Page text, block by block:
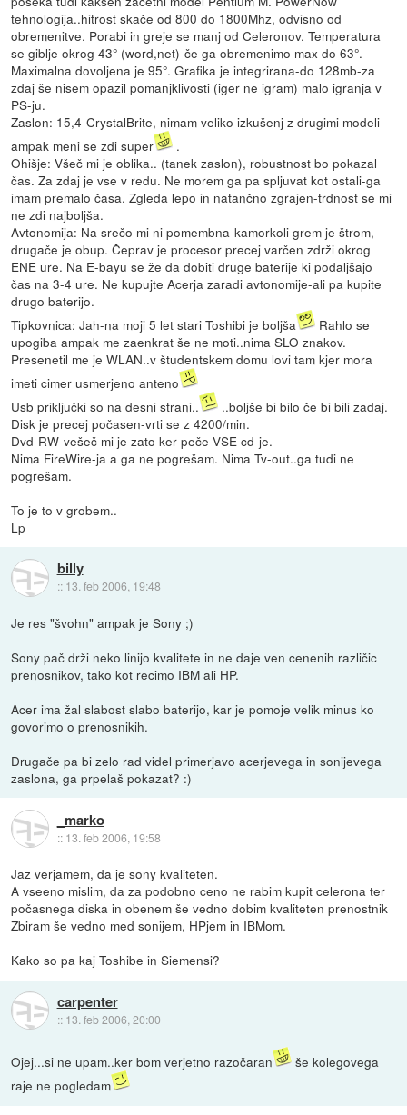
tehnologija..hitrost skače od 800 do 1800Mhz, odvisno od
obremenitve. Porabi in greje se manj od Celeronov. Temperatura
se giblje okrog 43° (word,net)-če ga obremenimo max do 63°.
Maximalna dovoljena je 95°. Grafika je integrirana-do 128mb-za
zdaj še nisem opazil pomanjklivosti (iger ne igram) malo igranja v
PS-ju.
Zaslon: 15,4-CrystalBrite, nimam veliko izkušenj z drugimi modeli
ampak meni se zdi super
.
Ohišje: Všeč mi je oblika.. (tanek zaslon), robustnost bo pokazal
čas. Za zdaj je vse v redu. Ne morem ga pa spljuvat kot ostali-ga
imam premalo časa. Zgleda lepo in natančno zgrajen-trdnost se mi
ne zdi najboljša.
Avtonomija: Na srečo mi ni pomembna-kamorkoli grem je štrom,
drugače je obup. Čeprav je procesor precej varčen zdrži okrog
ENE ure. Na E-bayu se že da dobiti druge baterije ki podaljšajo
čas na 3-4 ure. Ne kupujte Acerja zaradi avtonomije-ali pa kupite
drugo baterijo.
Tipkovnica: Jah-na moji 5 let stari Toshibi je boljša
Rahlo se
upogiba ampak me zaenkrat še ne moti..nima SLO znakov.
Presenetil me je WLAN..v študentskem domu lovi tam kjer mora
imeti cimer usmerjeno anteno
Usb priključki so na desni strani..
..boljše bi bilo če bi bili zadaj.
Disk je precej počasen-vrti se z 4200/min.
Dvd-RW-vešeč mi je zato ker peče VSE cd-je.
Nima FireWire-ja a ga ne pogrešam. Nima Tv-out..ga tudi ne
pogrešam.
To je to v grobem..
Lp
billy
:: 13. feb 2006, 19:48
Je res "švohn" ampak je Sony ;)
Sony pač drži neko linijo kvalitete in ne daje ven cenenih različic
prenosnikov, tako kot recimo IBM ali HP.
Acer ima žal slabost slabo baterijo, kar je pomoje velik minus ko
govorimo o prenosnikih.
Drugače pa bi zelo rad videl primerjavo acerjevega in sonijevega
zaslona, ga prpelaš pokazat? :)
_marko
:: 13. feb 2006, 19:58
Jaz verjamem, da je sony kvaliteten.
A vseeno mislim, da za podobno ceno ne rabim kupit celerona ter
počasnega diska in obenem še vedno dobim kvaliteten prenostnik
Zbiram še vedno med sonijem, HPjem in IBMom.
Kako so pa kaj Toshibe in Siemensi?
carpenter
:: 13. feb 2006, 20:00
Ojej...si ne upam..ker bom verjetno razočaran
še kolegovega
raje ne pogledam